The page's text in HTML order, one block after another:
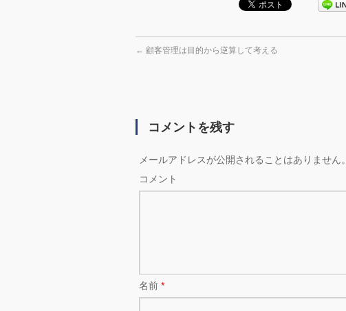
← 顧客管理は目的から逆算して考える
コメントを残す
メールアドレスが公開されることはありません。
コメント
名前 *